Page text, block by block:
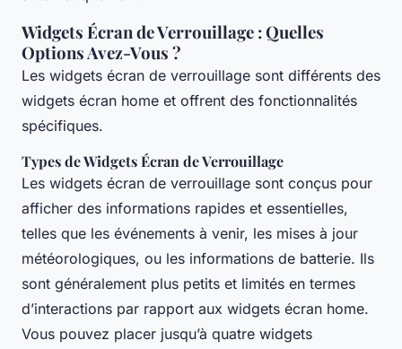
Widgets Écran de Verrouillage : Quelles
Options Avez-Vous ?
Les widgets écran de verrouillage sont différents des
widgets écran home et offrent des fonctionnalités
spécifiques.
Types de Widgets Écran de Verrouillage
Les widgets écran de verrouillage sont conçus pour
afficher des informations rapides et essentielles,
telles que les événements à venir, les mises à jour
météorologiques, ou les informations de batterie. Ils
sont généralement plus petits et limités en termes
d’interactions par rapport aux widgets écran home.
Vous pouvez placer jusqu’à quatre widgets